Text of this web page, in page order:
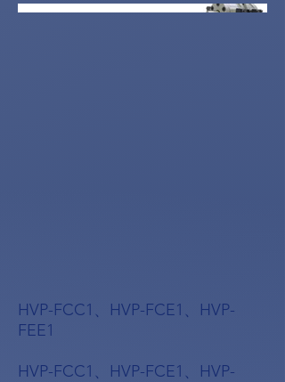
HVP-FCC1、HVP-FCE1、HVP-
FEE1
HVP-FCC1、HVP-FCE1、HVP-